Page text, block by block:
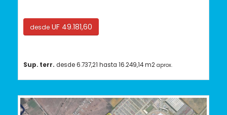
desde UF 49.181,60
Sup. terr. desde 6.737,21 hasta 16.249,14 m2 aprox.